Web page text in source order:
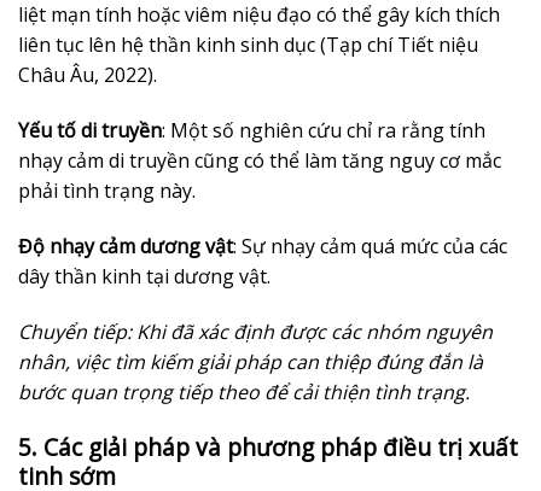
liệt mạn tính hoặc viêm niệu đạo có thể gây kích thích
liên tục lên hệ thần kinh sinh dục (Tạp chí Tiết niệu
Châu Âu, 2022).
Yếu tố di truyền: Một số nghiên cứu chỉ ra rằng tính
nhạy cảm di truyền cũng có thể làm tăng nguy cơ mắc
phải tình trạng này.
Độ nhạy cảm dương vật: Sự nhạy cảm quá mức của các
dây thần kinh tại dương vật.
Chuyển tiếp: Khi đã xác định được các nhóm nguyên
nhân, việc tìm kiếm giải pháp can thiệp đúng đắn là
bước quan trọng tiếp theo để cải thiện tình trạng.
5. Các giải pháp và phương pháp điều trị xuất
tinh sớm